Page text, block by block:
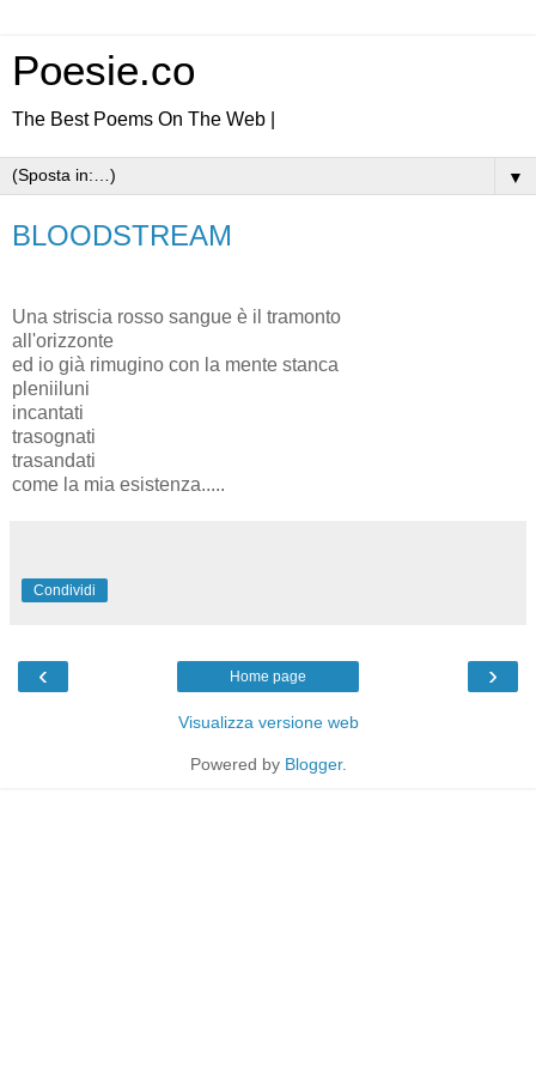
Poesie.co
The Best Poems On The Web |
▼
BLOODSTREAM
Una striscia rosso sangue è il tramonto
all'orizzonte
ed io già rimugino con la mente stanca
pleniiluni
incantati
trasognati
trasandati
come la mia esistenza.....
Condividi
‹ ›
Home page
Visualizza versione web
Powered by Blogger.